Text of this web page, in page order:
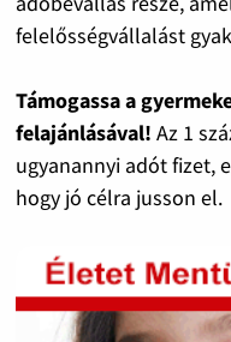
felelősségvállalást
Támogassa a
felajánlásával! Az 1
ugyanannyi adót fizet,
hogy jó célra jusson el.